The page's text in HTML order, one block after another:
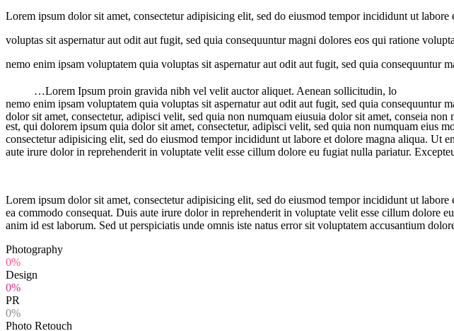
Lorem ipsum dolor sit amet, consectetur adipisicing elit, sed do eiusmod tempor incididunt ut labore
voluptas sit aspernatur aut odit aut fugit, sed quia consequuntur magni dolores eos qui ratione
nemo enim ipsam voluptatem quia voluptas sit aspernatur aut odit aut fugit, sed quia consequuntur
…Lorem Ipsum proin gravida nibh vel velit auctor aliquet. Aenean sollicitudin, lo
nemo enim ipsam voluptatem quia voluptas sit aspernatur aut odit aut fugit, sed quia
dolor sit amet, consectetur, adipisci velit, sed quia non numquam eiusuia dolor sit amet, conseia
est, qui dolorem ipsum quia dolor sit amet, consectetur, adipisci velit, sed quia non numquam eius
consectetur adipisicing elit, sed do eiusmod tempor incididunt ut labore et dolore magna aliqua.
aute irure dolor in reprehenderit in voluptate velit esse cillum dolore eu fugiat nulla pariatur.
Lorem ipsum dolor sit amet, consectetur adipisicing elit, sed do eiusmod tempor incididunt ut
ea commodo consequat. Duis aute irure dolor in reprehenderit in voluptate velit esse cillum dolore
anim id est laborum. Sed ut perspiciatis unde omnis iste natus error sit voluptatem accusantium
Photography
0%
Design
0%
PR
0%
Photo Retouch